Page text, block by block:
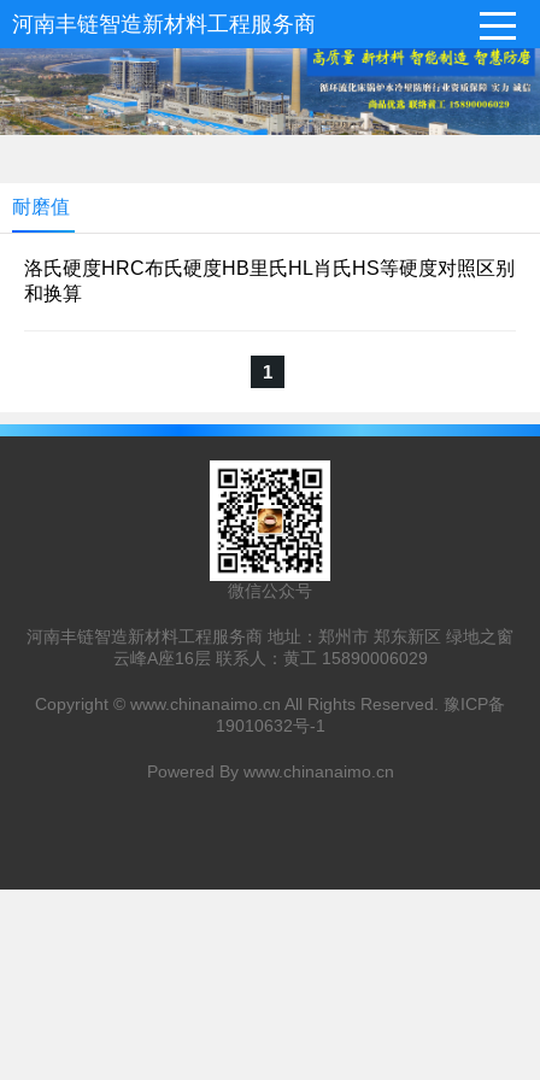
河南丰链智造新材料工程服务商
耐磨值
洛氏硬度HRC布氏硬度HB里氏HL肖氏HS等硬度对照区别
和换算
1
微信公众号
河南丰链智造新材料工程服务商 地址：郑州市 郑东新区 绿地之窗
云峰A座16层 联系人：黄工 15890006029
Copyright © www.chinanaimo.cn All Rights Reserved. 豫ICP备
19010632号-1
Powered By www.chinanaimo.cn